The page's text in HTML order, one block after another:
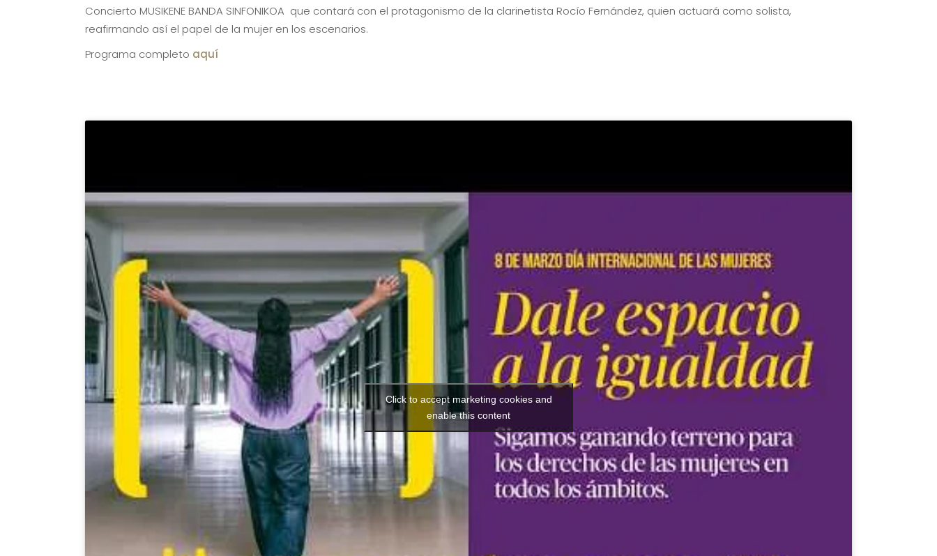
Concierto MUSIKENE BANDA SINFONIKOA que contará con el protagonismo de la clarinetista Rocío Fernández, quien actuará como solista,
reafirmando así el papel de la mujer en los escenarios.
Programa completo aquí
Click to accept marketing cookies and
enable this content